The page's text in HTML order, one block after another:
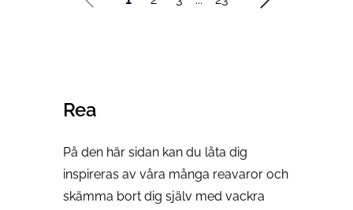
Rea
På den här sidan kan du låta dig
inspireras av våra många reavaror och
skämma bort dig själv med vackra